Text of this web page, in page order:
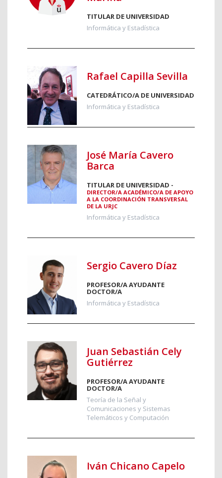
TITULAR DE UNIVERSIDAD
Informática y Estadística
Rafael Capilla Sevilla
CATEDRÁTICO/A DE UNIVERSIDAD
Informática y Estadística
José María Cavero
Barca
TITULAR DE UNIVERSIDAD -
DIRECTOR/A ACADÉMICO/A DE APOYO
A LA COORDINACIÓN TRANSVERSAL
DE LA URJC
Informática y Estadística
Sergio Cavero Díaz
PROFESOR/A AYUDANTE
DOCTOR/A
Informática y Estadística
Juan Sebastián Cely
Gutiérrez
PROFESOR/A AYUDANTE
DOCTOR/A
Teoría de la Señal y
Comunicaciones y Sistemas
Telemáticos y Computación
Iván Chicano Capelo